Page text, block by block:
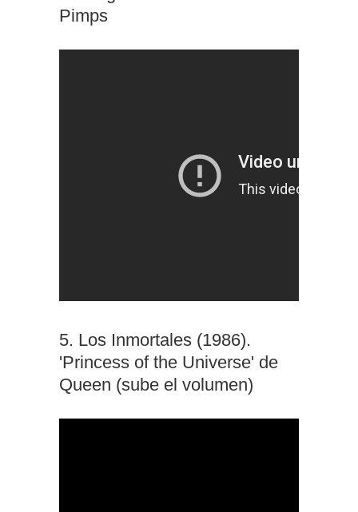
Pimps
5. Los Inmortales (1986).
'Princess of the Universe' de
Queen (sube el volumen)